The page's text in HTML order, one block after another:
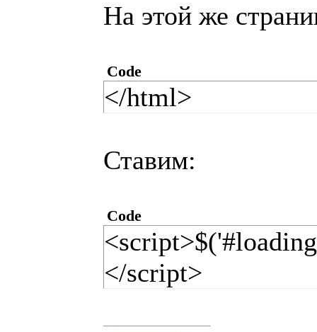
На этой же
Code
</html>
Ставим:
Code
</script>